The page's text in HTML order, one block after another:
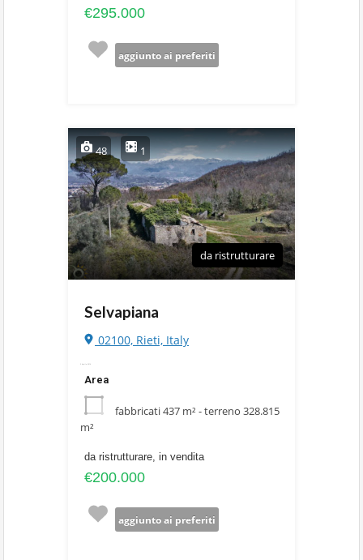
€295.000
aggiunto ai preferiti
48 1
da ristrutturare
Selvapiana
02100, Rieti, Italy
3 Aprile 2014
Area
fabbricati 437 m² - terreno 328.815
m²
da ristrutturare, in vendita
€200.000
aggiunto ai preferiti